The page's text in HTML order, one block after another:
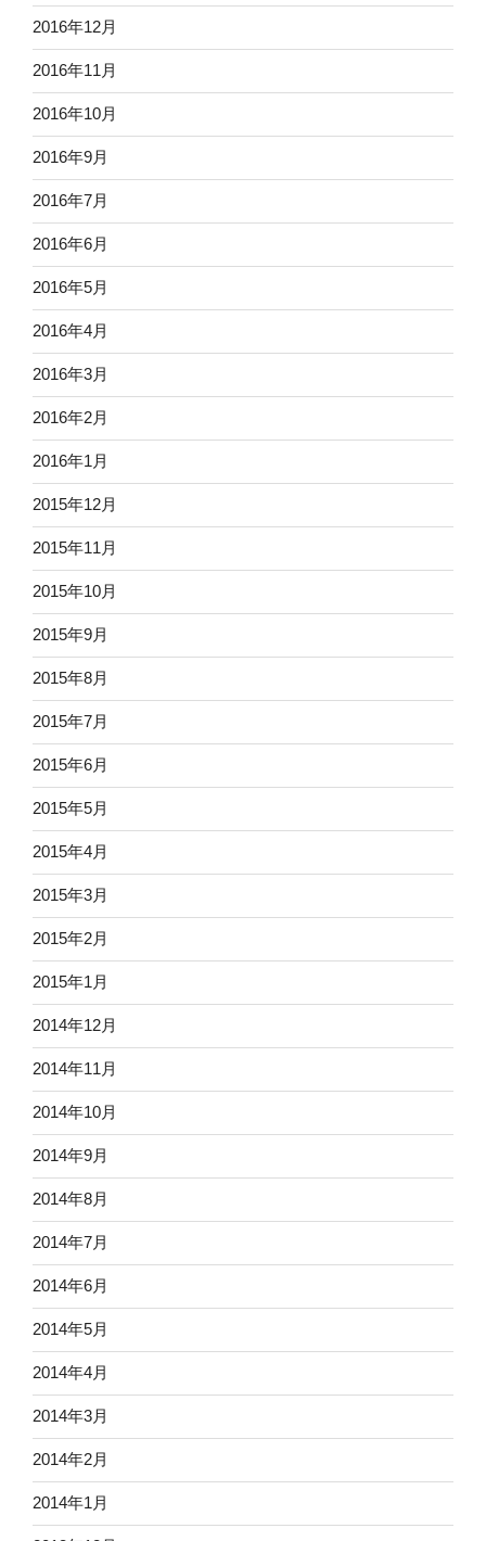
2016年12月
2016年11月
2016年10月
2016年9月
2016年7月
2016年6月
2016年5月
2016年4月
2016年3月
2016年2月
2016年1月
2015年12月
2015年11月
2015年10月
2015年9月
2015年8月
2015年7月
2015年6月
2015年5月
2015年4月
2015年3月
2015年2月
2015年1月
2014年12月
2014年11月
2014年10月
2014年9月
2014年8月
2014年7月
2014年6月
2014年5月
2014年4月
2014年3月
2014年2月
2014年1月